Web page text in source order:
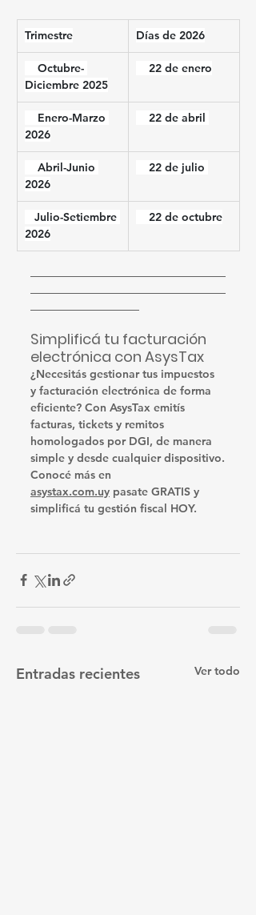
Trimestre Días de 2026
Octubre-
Diciembre 2025
22 de enero
Enero-Marzo
2026
22 de abril
Abril-Junio
2026
22 de julio
Julio-Setiembre
2026
22 de octubre
Simplificá tu facturación
electrónica con AsysTax
¿Necesitás gestionar tus impuestos
y facturación electrónica de forma
eficiente? Con AsysTax emitís
facturas, tickets y remitos
homologados por DGI, de manera
simple y desde cualquier dispositivo.
Conocé más en
asystax.com.uy pasate GRATIS y
simplificá tu gestión fiscal HOY.
Entradas recientes Ver todo